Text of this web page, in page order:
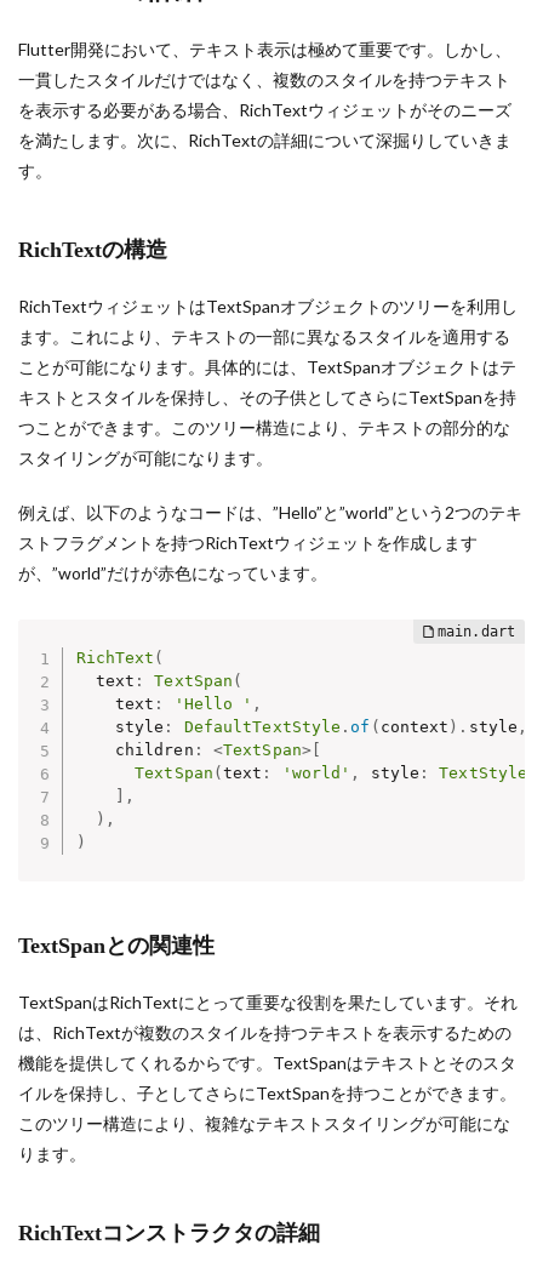
Flutter開発において、テキスト表示は極めて重要です。しかし、
一貫したスタイルだけではなく、複数のスタイルを持つテキスト
を表示する必要がある場合、RichTextウィジェットがそのニーズ
を満たします。次に、RichTextの詳細について深掘りしていきま
す。
RichTextの構造
RichTextウィジェットはTextSpanオブジェクトのツリーを利用し
ます。これにより、テキストの一部に異なるスタイルを適用する
ことが可能になります。具体的には、TextSpanオブジェクトはテ
キストとスタイルを保持し、その子供としてさらにTextSpanを持
つことができます。このツリー構造により、テキストの部分的な
スタイリングが可能になります。
例えば、以下のようなコードは、”Hello”と”world”という2つのテキ
ストフラグメントを持つRichTextウィジェットを作成します
が、”world”だけが赤色になっています。
RichText (
  text
: TextSpan (
    text
: 'Hello ' ,
    style
: DefaultTextStyle .of ( context ) . style ,
    children
: <TextSpan>[
TextSpan (text : 'world' , style : TextStyle
,
) ,
)
TextSpanとの関連性
TextSpanはRichTextにとって重要な役割を果たしています。それ
は、RichTextが複数のスタイルを持つテキストを表示するための
機能を提供してくれるからです。TextSpanはテキストとそのスタ
イルを保持し、子としてさらにTextSpanを持つことができます。
このツリー構造により、複雑なテキストスタイリングが可能にな
ります。
RichTextコンストラクタの詳細